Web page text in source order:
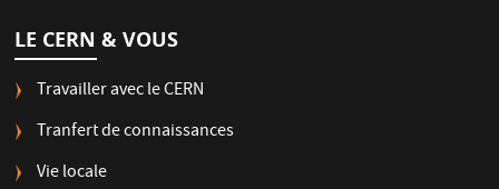
LE CERN & VOUS
Travailler avec le CERN
Tranfert de connaissances
Vie locale